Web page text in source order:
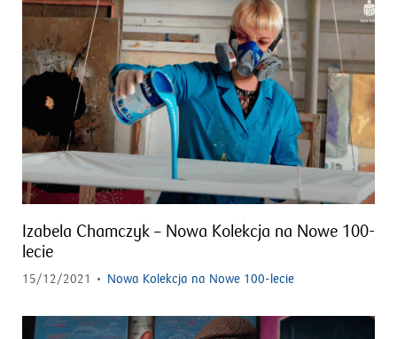
Izabela Chamczyk – Nowa Kolekcja na Nowe 100-
lecie
15/12/2021 Nowa Kolekcja na Nowe 100-lecie